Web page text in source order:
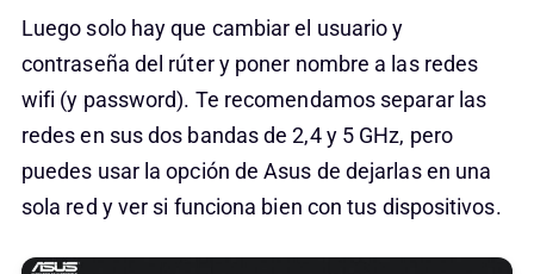
Luego solo hay que cambiar el usuario y
contraseña del rúter y poner nombre a las redes
wifi (y password). Te recomendamos separar las
redes en sus dos bandas de 2,4 y 5 GHz, pero
puedes usar la opción de Asus de dejarlas en una
sola red y ver si funciona bien con tus dispositivos.